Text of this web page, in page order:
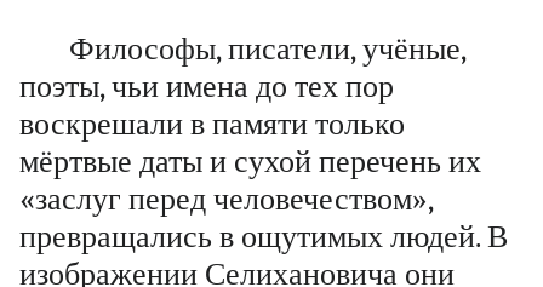
Философы, писатели, учёные,
поэты, чьи имена до тех пор
воскрешали в памяти только
мёртвые даты и сухой перечень их
«заслуг перед человечеством»,
превращались в ощутимых людей. В
изображении Селихановича они